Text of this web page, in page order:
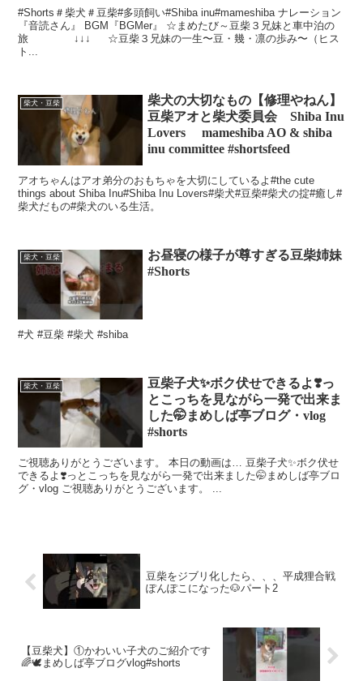
#Shorts＃柴犬＃豆柴#多頭飼い#Shiba inu#mameshiba ナレーション
『音読さん』 BGM『BGMer』 ☆まめたび～豆柴３兄妹と車中泊の
旅 ↓↓↓ ☆豆柴３兄妹の一生〜豆・幾・凛の歩み〜（ヒス
ト...
柴犬・豆柴
柴犬の大切なもの【修理やねん】
豆柴アオと柴犬委員会 Shiba Inu
Lovers mameshiba AO & shiba
inu committee #shortsfeed
アオちゃんはアオ弟分のおもちゃを大切にしているよ#the cute
things about Shiba Inu#Shiba Inu Lovers#柴犬#豆柴#柴犬の掟#癒し#
柴犬だもの#柴犬のいる生活。
柴犬・豆柴
お昼寝の様子が尊すぎる豆柴姉妹
#Shorts
#犬 #豆柴 #柴犬 #shiba
柴犬・豆柴
豆柴子犬✨ボク伏せできるよ❣️っ
とこっちを見ながら一発で出来ま
した🤭まめしば亭ブログ・vlog
#shorts
ご視聴ありがとうございます。 本日の動画は… 豆柴子犬✨ボク伏せ
できるよ❣️っとこっちを見ながら一発で出来ました🤭まめしば亭ブロ
グ・vlog ご視聴ありがとうございます。 ...
豆柴をジブリ化したら、、、平成狸合戦
ぽんぽこになった🐶パート2
【豆柴犬】①かわいい子犬のご紹介です
🌈🕊️まめしば亭ブログvlog#shorts